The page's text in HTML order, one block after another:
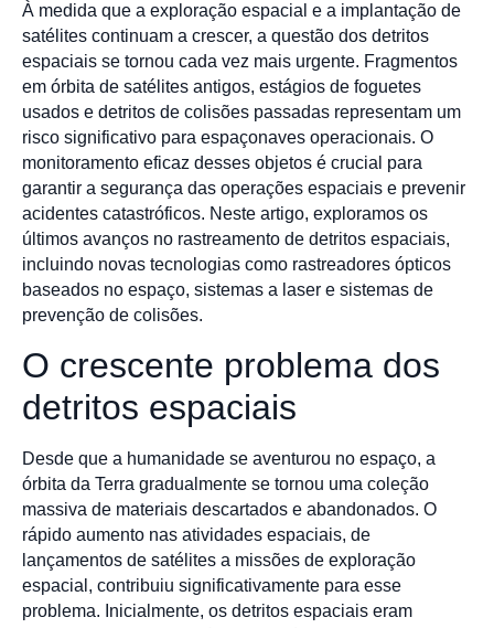
À medida que a exploração espacial e a implantação de
satélites continuam a crescer, a questão dos detritos
espaciais se tornou cada vez mais urgente. Fragmentos
em órbita de satélites antigos, estágios de foguetes
usados e detritos de colisões passadas representam um
risco significativo para espaçonaves operacionais. O
monitoramento eficaz desses objetos é crucial para
garantir a segurança das operações espaciais e prevenir
acidentes catastróficos. Neste artigo, exploramos os
últimos avanços no rastreamento de detritos espaciais,
incluindo novas tecnologias como rastreadores ópticos
baseados no espaço, sistemas a laser e sistemas de
prevenção de colisões.
O crescente problema dos
detritos espaciais
Desde que a humanidade se aventurou no espaço, a
órbita da Terra gradualmente se tornou uma coleção
massiva de materiais descartados e abandonados. O
rápido aumento nas atividades espaciais, de
lançamentos de satélites a missões de exploração
espacial, contribuiu significativamente para esse
problema. Inicialmente, os detritos espaciais eram